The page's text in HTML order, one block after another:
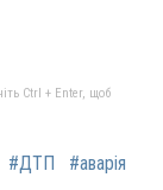
Ctrl + Enter, щоб
#ДТП
#аварія